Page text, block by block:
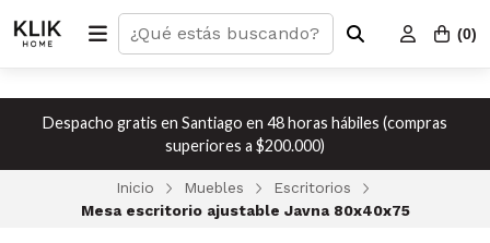
(0)
Despacho gratis en Santiago en 48 horas hábiles (compras
superiores a $200.000)
Inicio Muebles
Escritorios
Mesa escritorio ajustable Javna 80x40x75